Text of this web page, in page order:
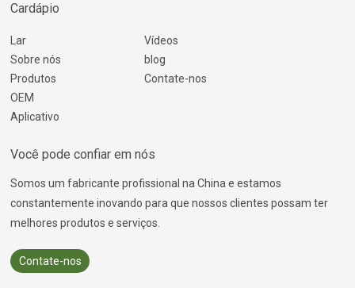
Cardápio
Lar
Sobre nós
Produtos
OEM
Aplicativo
Vídeos
blog
Contate-nos
Você pode confiar em nós
Somos um fabricante profissional na China e estamos
constantemente inovando para que nossos clientes possam ter
melhores produtos e serviços.
Contate-nos